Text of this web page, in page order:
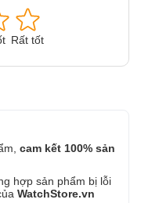
Rất tốt
cam kết 100% sản
hợp sản phẩm bị lỗi
WatchStore.vn